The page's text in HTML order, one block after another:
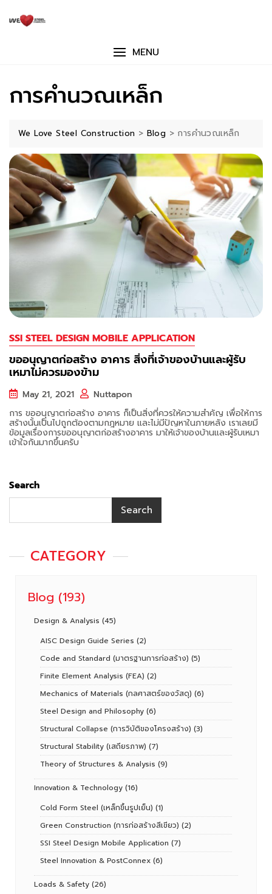
MENU
การคำนวณเหล็ก
We Love Steel Construction > Blog > การคำนวณเหล็ก
SSI STEEL DESIGN MOBILE APPLICATION
ขออนุญาตก่อสร้าง อาคาร สิ่งที่เจ้าของบ้านและผู้รับ
เหมาไม่ควรมองข้าม
May 21, 2021
Nuttapon
การ ขออนุญาตก่อสร้าง อาคาร ก็เป็นสิ่งที่ควรให้ความสำคัญ เพื่อให้การ
สร้างนั้นเป็นไปถูกต้องตามกฎหมาย และไม่มีปัญหาในภายหลัง เราเลยมี
ข้อมูลเรื่องการขออนุญาตก่อสร้างอาคาร มาให้เจ้าของบ้านและผู้รับเหมา
เข้าใจกันมากขึ้นครับ
Search
Search
CATEGORY
Blog (193)
Design & Analysis (45)
AISC Design Guide Series (2)
Code and Standard (มาตรฐานการก่อสร้าง) (5)
Finite Element Analysis (FEA) (2)
Mechanics of Materials (กลศาสตร์ของวัสดุ) (6)
Steel Design and Philosophy (6)
Structural Collapse (การวิบัติของโครงสร้าง) (3)
Structural Stability (เสถียรภาพ) (7)
Theory of Structures & Analysis (9)
Innovation & Technology (16)
Cold Form Steel (เหล็กขึ้นรูปเย็น) (1)
Green Construction (การก่อสร้างสีเขียว) (2)
SSI Steel Design Mobile Application (7)
Steel Innovation & PostConnex (6)
Loads & Safety (26)